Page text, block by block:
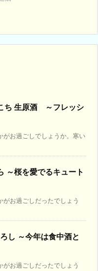
ち 生原酒 ～フレッシ
がお過ごしでしょうか。寒い
～桜を愛でるキュート
お過ごしだったでしょう
し ～今年は食中酒と
お過ごしだったでしょう